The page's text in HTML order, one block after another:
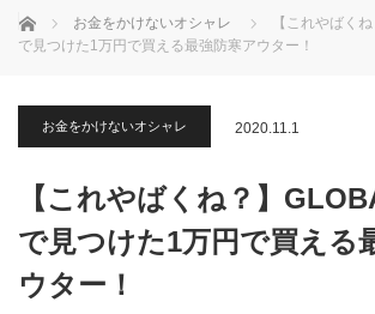
ホーム お金をかけないオシャレ
【これやばく
で見つけた1万円で買える最強防寒アウター！
お金をかけないオシャレ 2020.11.1
【これやばくね？】
で見つけた1万円で買える
ウター！